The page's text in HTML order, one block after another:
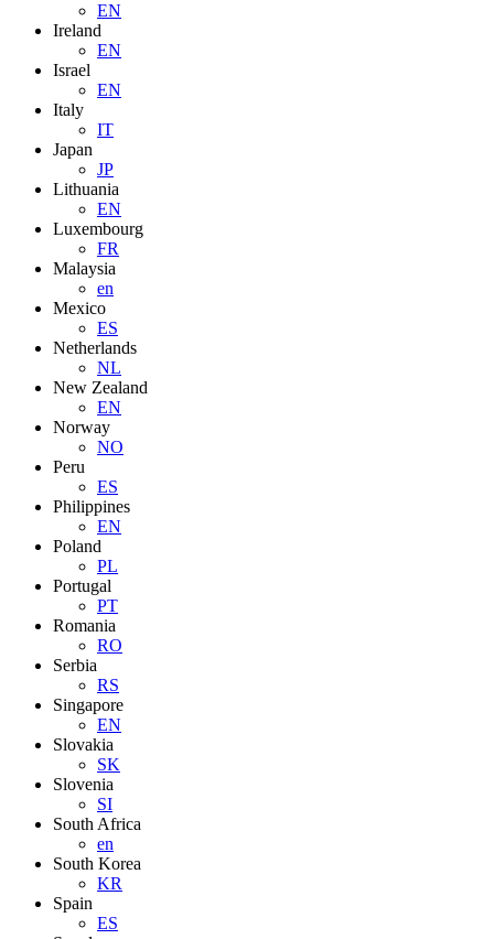
EN
Ireland
EN
Israel
EN
Italy
IT
Japan
JP
Lithuania
EN
Luxembourg
FR
Malaysia
en
Mexico
ES
Netherlands
NL
New Zealand
EN
Norway
NO
Peru
ES
Philippines
EN
Poland
PL
Portugal
PT
Romania
RO
Serbia
RS
Singapore
EN
Slovakia
SK
Slovenia
SI
South Africa
en
South Korea
KR
Spain
ES